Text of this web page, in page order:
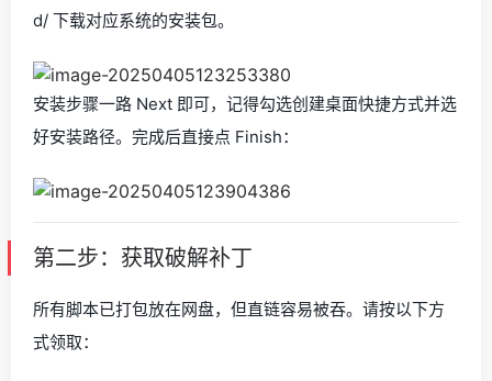
d/ 下载对应系统的安装包。
安装步骤一路 Next 即可，记得勾选创建桌面快捷方式并选
好安装路径。完成后直接点 Finish：
第二步：获取破解补丁
所有脚本已打包放在网盘，但直链容易被吞。请按以下方
式领取：